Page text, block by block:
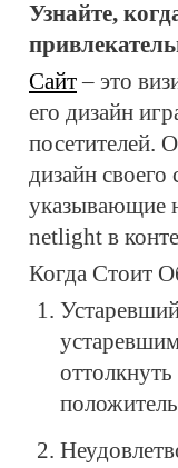
Узнайте,
Сайт– это
его дизайн
посетителей.
дизайн
указывающие
netlight в
Когда Стоит